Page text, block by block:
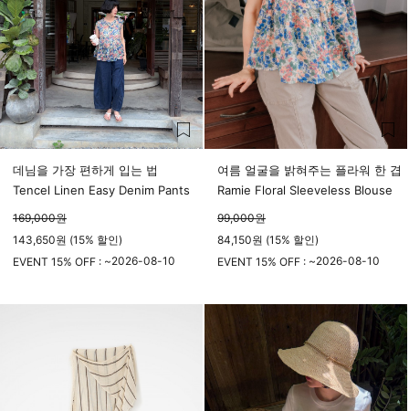
데님을 가장 편하게 입는 법
Tencel Linen Easy Denim Pants
169,000원
143,650원 (15% 할인)
EVENT 15% OFF : ~2026-08-10
여름 얼굴을 밝혀주는 플라워 한 겹
Ramie Floral Sleeveless Blouse
99,000원
84,150원 (15% 할인)
EVENT 15% OFF : ~2026-08-10